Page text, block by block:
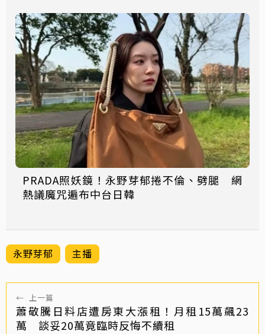
PRADA照妖鏡！永野芽郁捲不倫、劈腿 網
熱議魔咒遍布中台日韓
永野芽郁 主播
← 上一篇
蕭敬騰日料店遭房東大漲租！月租15萬飆23
萬 談妥20萬竟臨時反悔不續租